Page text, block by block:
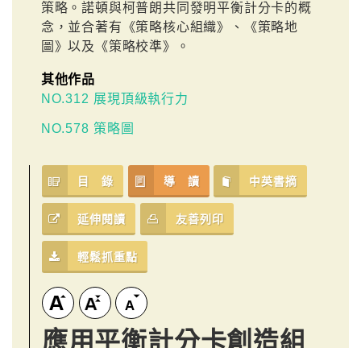
策略。諾頓與柯普朗共同發明平衡計分卡的概
念，並合著有《策略核心組織》、《策略地
圖》以及《策略校準》。
其他作品
NO.312 展現頂級執行力
NO.578 策略圖
目 錄 導 讀 中英書摘
延伸閱讀 友善列印
輕鬆抓重點
應用平衡計分卡創造組